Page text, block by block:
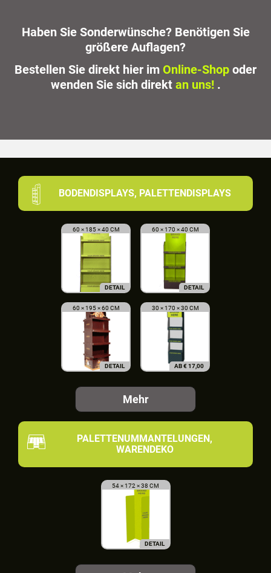
Haben Sie Sonderwünsche? Benötigen Sie
größere Auflagen?
Bestellen Sie direkt hier im Online-Shop oder
wenden Sie sich direkt an uns! .
BODENDISPLAYS, PALETTENDISPLAYS
60 × 185 × 40 CM
DETAIL
60 × 170 × 40 CM
DETAIL
60 × 195 × 60 CM
DETAIL
30 × 170 × 30 CM
AB€17,00
Mehr
PALETTENUMMANTELUNGEN,
WARENDEKO
54 × 172 × 38 CM
DETAIL